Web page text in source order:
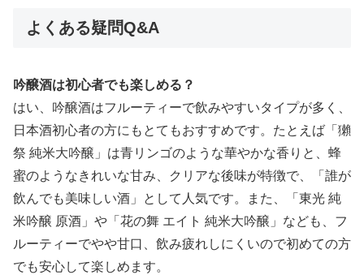
よくある疑問Q&A
吟醸酒は初心者でも楽しめる？
はい、吟醸酒はフルーティーで飲みやすいタイプが多く、
日本酒初心者の方にもとてもおすすめです。たとえば「獺
祭 純米大吟醸」は青リンゴのような華やかな香りと、蜂
蜜のようなきれいな甘み、クリアな後味が特徴で、「誰が
飲んでも美味しい酒」として人気です。また、「東光 純
米吟醸 原酒」や「花の舞 エイト 純米大吟醸」なども、フ
ルーティーでやや甘口、飲み疲れしにくいので初めての方
でも安心して楽しめます。